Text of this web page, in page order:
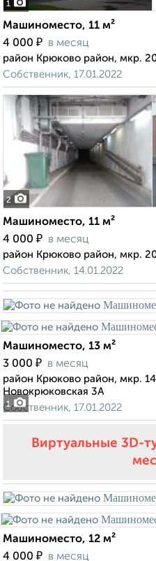
1
Машиноместо, 11 м²
4 000 ₽ в месяц
район Крюково район, мкр.
Собственник, 17.01.2022
2
Машиноместо, 11 м²
4 000 ₽ в месяц
район Крюково район, мкр.
Собственник, 14.01.2022
1
Машиноместо, 13 м²
3 000 ₽ в месяц
район Крюково район, мкр.
Новокрюковская 3А
Собственник, 17.01.2022
Виртуальные 3D-
Машиноместо, 12 м²
4 000 ₽ в месяц